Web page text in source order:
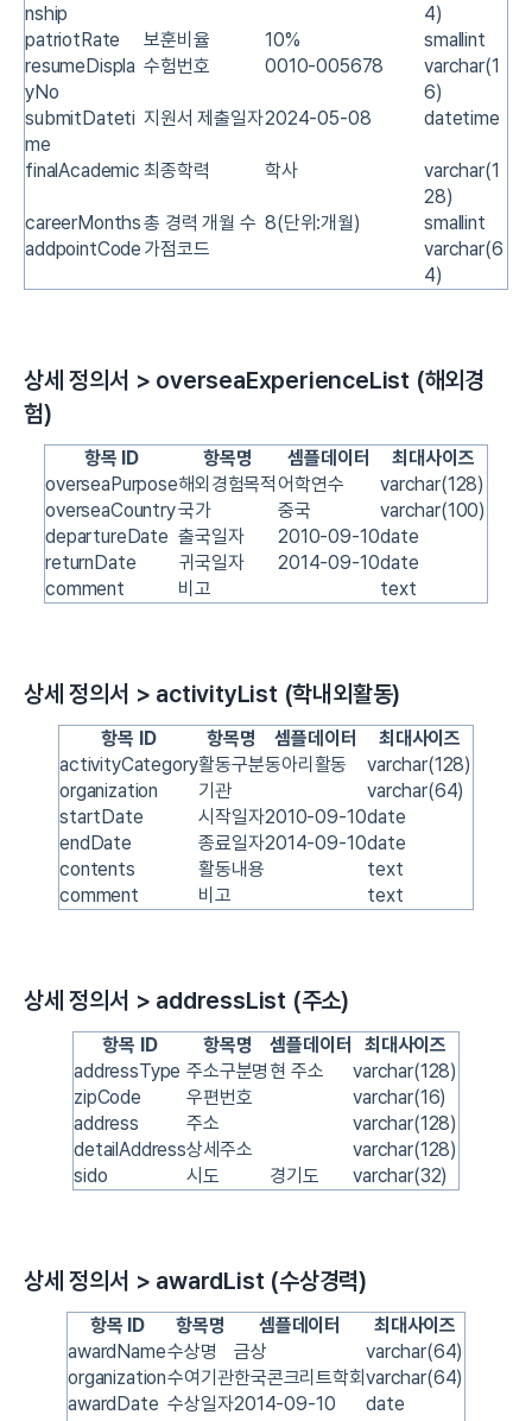
nship
4)
patriotRate
보훈비율 10%
smallint
resumeDispla
yNo
수험번호 0010-005678
varchar(1
6)
submitDateti
me
지원서 제출일자2024-05-08 datetime
finalAcademic 최종학력 학사
varchar(1
28)
careerMonths총 경력 개월 수 8(단위:개월)
smallint
addpointCode 가점코드
varchar(6
4)
상세 정의서 > overseaExperienceList (해외경
험)
항목 ID 항목명 셈플데이터
최대사이즈
overseaPurpose해외경험목적어학연수
varchar(128)
overseaCountry국가 중국
varchar(100)
departureDate 출국일자 2010-09-10date
returnDate
귀국일자 2014-09-10date
comment
비고 text
상세 정의서 > activityList (학내외활동)
항목 ID 항목명 셈플데이터
최대사이즈
activityCategory활동구분동아리활동
varchar(128)
organization
기관
varchar(64)
startDate
시작일자2010-09-10date
endDate
종료일자2014-09-10date
contents
활동내용
text
comment
비고 text
상세 정의서 > addressList (주소)
항목 ID 항목명 셈플데이터
최대사이즈
addressType 주소구분명 현 주소
varchar(128)
zipCode
우편번호
varchar(16)
address
주소
varchar(128)
detailAddress상세주소
varchar(128)
sido
시도 경기도 varchar(32)
상세 정의서 > awardList (수상경력)
항목 ID 항목명 셈플데이터
최대사이즈
awardName수상명 금상
varchar(64)
organization수여기관한국콘크리트학회 varchar(64)
awardDate 수상일자2014-09-10
date